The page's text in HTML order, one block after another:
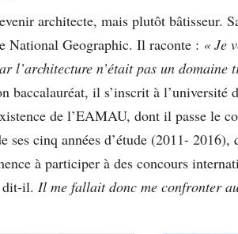
architecte, mais plutôt bâtisseur.
National Geographic. Il raconte : « Je
l’architecture n’était pas un
baccalauréat, il s’inscrit à
de l’EAMAU, dont il passe le
ses cinq années d’étude (2011-
à participer à des concours
dit-il. Il me fallait donc me confronter